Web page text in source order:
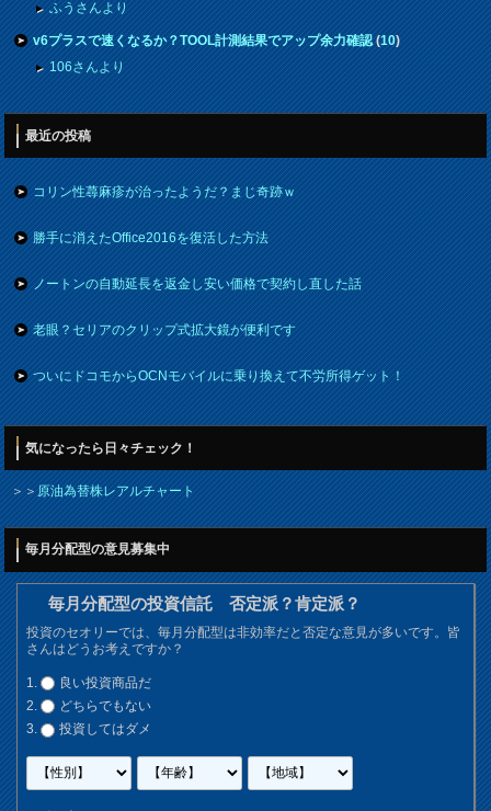
ふうさんより
v6プラスで速くなるか？TOOL計測結果でアップ余力確認(10)
106さんより
最近の投稿
コリン性蕁麻疹が治ったようだ？まじ奇跡ｗ
勝手に消えたOffice2016を復活した方法
ノートンの自動延長を返金し安い価格で契約し直した話
老眼？セリアのクリップ式拡大鏡が便利です
ついにドコモからOCNモバイルに乗り換えて不労所得ゲット！
気になったら日々チェック！
＞＞原油為替株レアルチャート
毎月分配型の意見募集中
毎月分配型の投資信託 否定派？肯定派？
投資のセオリーでは、毎月分配型は非効率だと否定な意見が多いです。皆
さんはどうお考えですか？
良い投資商品だ
どちらでもない
投資してはダメ